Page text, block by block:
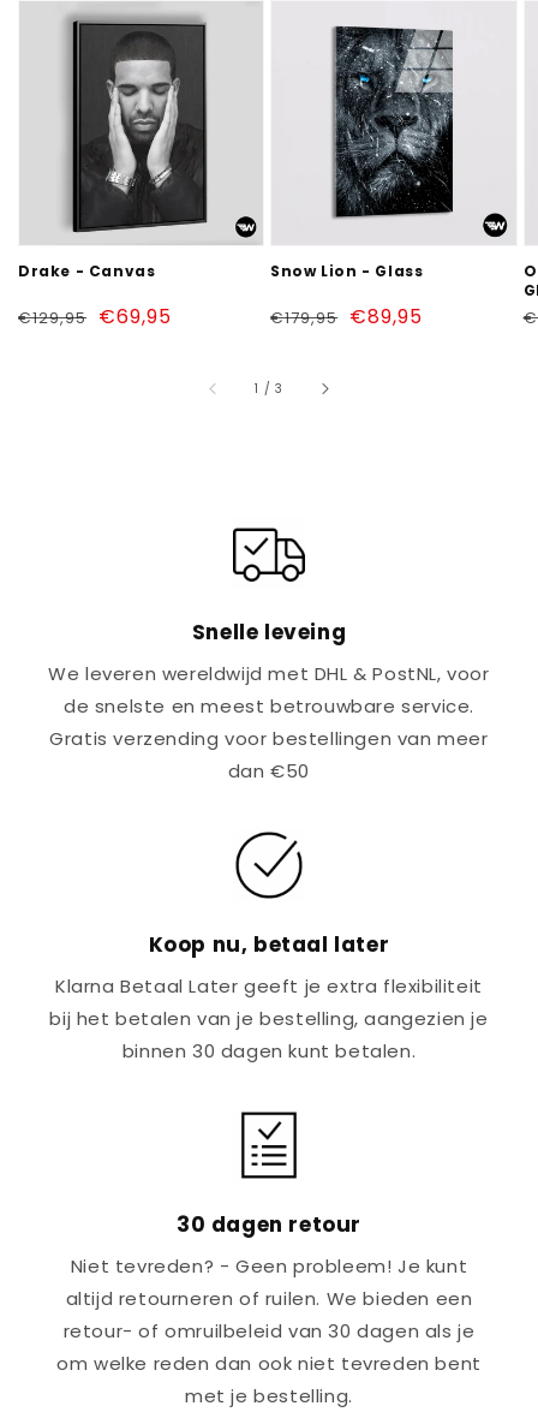
Drake
Drake - Canvas
Regular
€129,95 Sale
€69,95
Snow Lion - Glass
Regular
€179,95 Sale
€89,95
1 /of
3
Snelle leveing
We leveren wereldwijd met DHL & PostNL, voor
de snelste en meest betrouwbare service.
Gratis verzending voor bestellingen van meer
dan €50
Koop nu, betaal later
Klarna Betaal Later geeft je extra flexibiliteit
bij het betalen van je bestelling, aangezien je
binnen 30 dagen kunt betalen.
30 dagen retour
Niet tevreden? - Geen probleem! Je kunt
altijd retourneren of ruilen. We bieden een
retour- of omruilbeleid van 30 dagen als je
om welke reden dan ook niet tevreden bent
met je bestelling.